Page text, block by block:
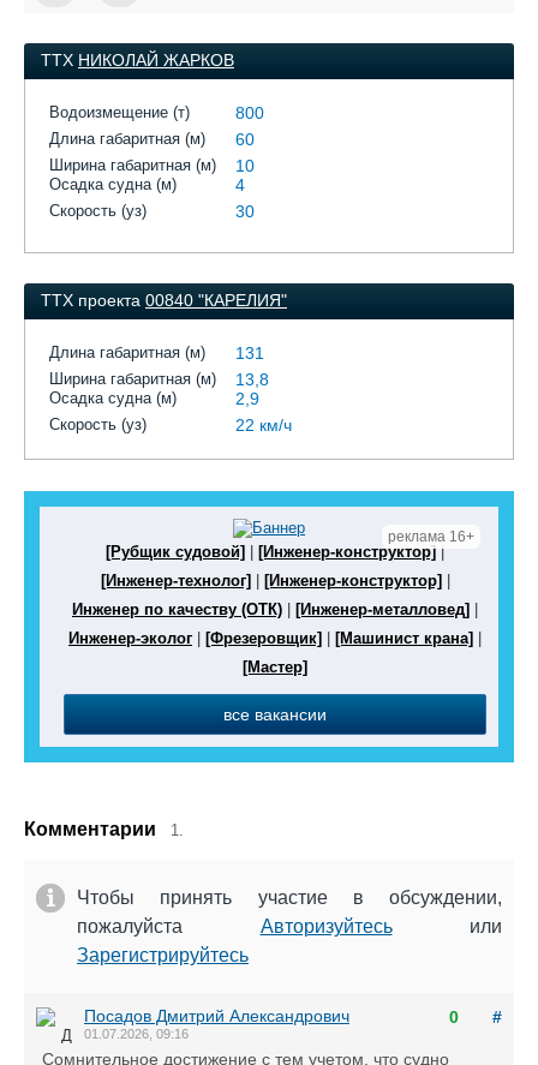
ТТХ НИКОЛАЙ ЖАРКОВ
Водоизмещение (т) 800
Длина габаритная (м) 60
Ширина габаритная (м) 10
Осадка судна (м) 4
Скорость (уз) 30
ТТХ проекта 00840 "КАРЕЛИЯ"
Длина габаритная (м) 131
Ширина габаритная (м) 13,8
Осадка судна (м) 2,9
Скорость (уз) 22 км/ч
реклама 16+
[Рубщик судовой] [Инженер-конструктор] |
[Инженер-технолог]
[Инженер-конструктор]
Инженер по качеству (ОТК)
[Инженер-металловед]
Инженер-эколог
[Фрезеровщик] [Машинист крана]
[Мастер]
все вакансии
Комментарии 1.
Чтобы принять участие в обсуждении,
пожалуйста Авторизуйтесьили
Зарегистрируйтесь
0 #
Посадов Дмитрий Александрович
01.07.2026, 09:16
Сомнительное достижение с тем учетом, что судно